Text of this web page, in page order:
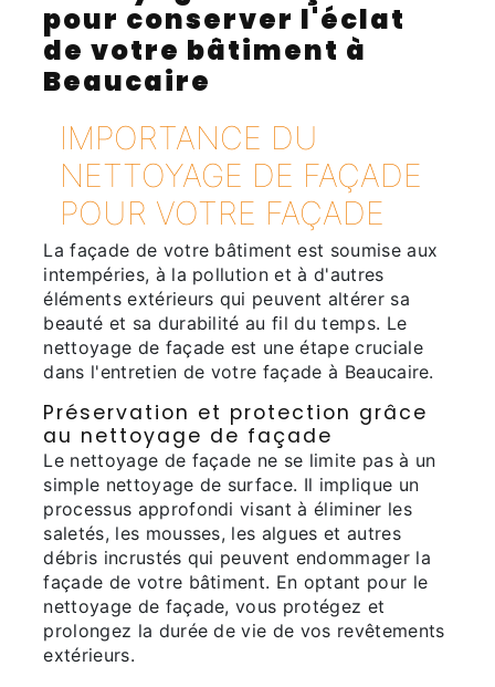
pour conserver l'éclat
de votre bâtiment à
Beaucaire
IMPORTANCE DU
NETTOYAGE DE FAÇADE
POUR VOTRE FAÇADE
La façade de votre bâtiment est soumise aux
intempéries, à la pollution et à d'autres
éléments extérieurs qui peuvent altérer sa
beauté et sa durabilité au fil du temps. Le
nettoyage de façade est une étape cruciale
dans l'entretien de votre façade à Beaucaire.
Préservation et protection grâce
au nettoyage de façade
Le nettoyage de façade ne se limite pas à un
simple nettoyage de surface. Il implique un
processus approfondi visant à éliminer les
saletés, les mousses, les algues et autres
débris incrustés qui peuvent endommager la
façade de votre bâtiment. En optant pour le
nettoyage de façade, vous protégez et
prolongez la durée de vie de vos revêtements
extérieurs.